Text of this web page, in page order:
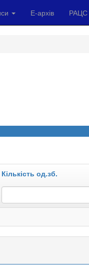
Е-архів РАЦС
Кількість од.зб.